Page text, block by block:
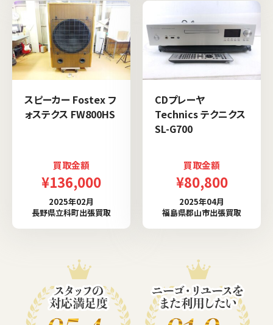
スピーカー Fostex フ
ォステクス FW800HS
買取金額
¥136,000
2025年02月
長野県立科町出張買取
CDプレーヤ
Technics テクニクス
SL-G700
買取金額
¥80,800
2025年04月
福島県郡山市出張買取